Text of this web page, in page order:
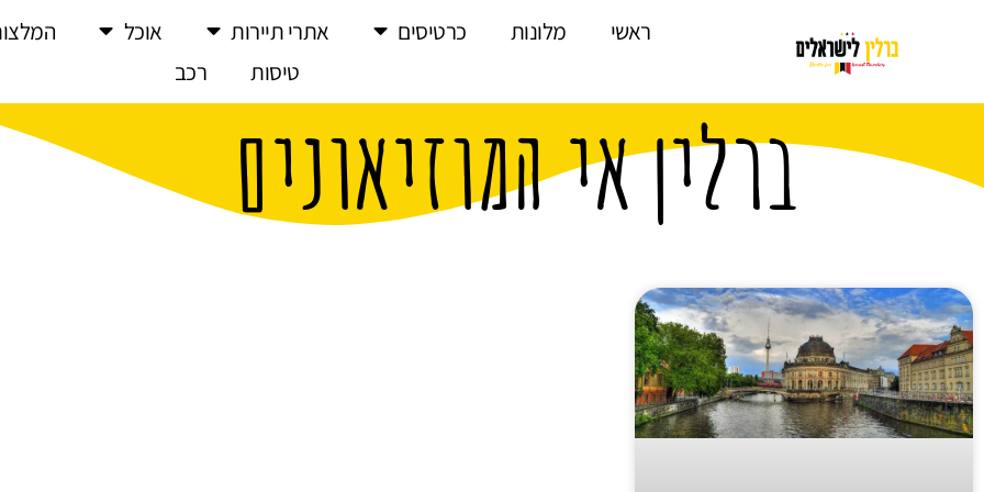
ראשי מלונות כרטיסים אתרי תיירות אוכל
טיסות
רכב
ברלין אי המוזיאונים